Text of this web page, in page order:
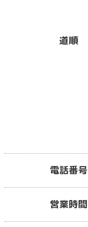
道順
電話番号
営業時間